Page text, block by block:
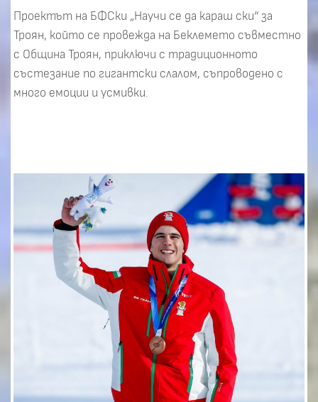
Проектът на БФСки „Научи се да караш ски“ за
Троян, който се провежда на Беклемето съвместно
с Община Троян, приключи с традиционното
състезание по гигантски слалом, съпроводено с
много емоции и усмивки.